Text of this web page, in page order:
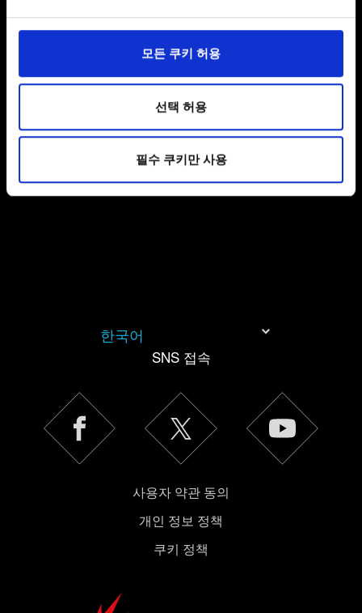
일부 쿠키는 웹 사이트를 정상적으로 이용하기 위해
관련 기술적 피드백을 제공하여 사용자의 웹사이트 이용
환경을 개선하기 위해 사용됩니다. 예를 들어, 소셜
파악하기 위해 쿠키의 일부를 저희 파트너와 공유할 수도
있습니다. 물론, 이처럼 선택적으로 쿠키를 사용할
경우에는 사용자의 동의를 구할 것입니다.
모든 쿠키 허용
선택 허용
필수 쿠키만 사용
삭제되었습니다
피드백을 보내고 싶습니다
한국어
SNS 접속
사용자 약관 동의
개인 정보 정책
쿠키 정책